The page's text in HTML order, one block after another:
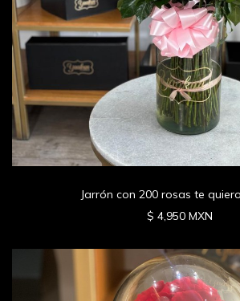
Jarrón con 200 rosas te
$ 4,950 MXN